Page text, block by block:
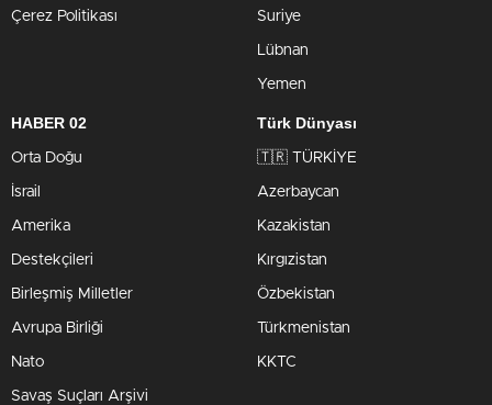
Çerez Politikası Suriye
Lübnan
Yemen
HABER 02
Orta Doğu
İsrail
Amerika
Destekçileri
Birleşmiş Milletler
Avrupa Birliği
Nato
Savaş Suçları Arşivi
Türk Dünyası
🇹🇷 TÜRKİYE
Azerbaycan
Kazakistan
Kırgızistan
Özbekistan
Türkmenistan
KKTC